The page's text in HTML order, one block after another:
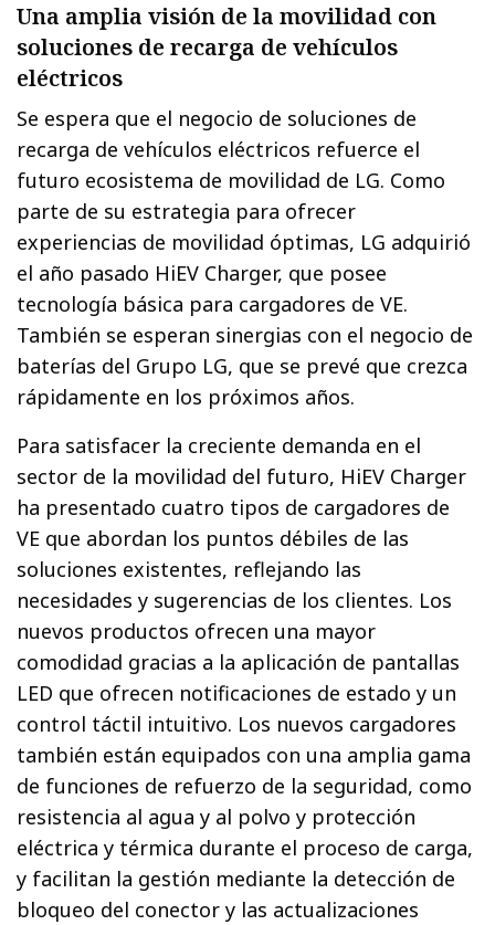
Una amplia visión de la movilidad con
soluciones de recarga de vehículos
eléctricos
Se espera que el negocio de soluciones de
recarga de vehículos eléctricos refuerce el
futuro ecosistema de movilidad de LG. Como
parte de su estrategia para ofrecer
experiencias de movilidad óptimas, LG adquirió
el año pasado HiEV Charger, que posee
tecnología básica para cargadores de VE.
También se esperan sinergias con el negocio de
baterías del Grupo LG, que se prevé que crezca
rápidamente en los próximos años.
Para satisfacer la creciente demanda en el
sector de la movilidad del futuro, HiEV Charger
ha presentado cuatro tipos de cargadores de
VE que abordan los puntos débiles de las
soluciones existentes, reflejando las
necesidades y sugerencias de los clientes. Los
nuevos productos ofrecen una mayor
comodidad gracias a la aplicación de pantallas
LED que ofrecen notificaciones de estado y un
control táctil intuitivo. Los nuevos cargadores
también están equipados con una amplia gama
de funciones de refuerzo de la seguridad, como
resistencia al agua y al polvo y protección
eléctrica y térmica durante el proceso de carga,
y facilitan la gestión mediante la detección de
bloqueo del conector y las actualizaciones